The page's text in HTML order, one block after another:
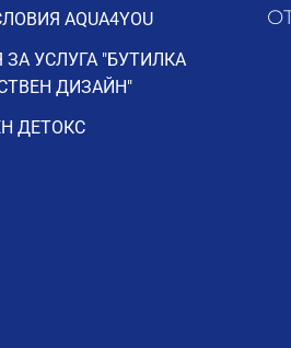
които искат удобен кухненски
матов финиш го прави
AQUA4YOU
УСЛУГА "БУТИЛКА
ДИЗАЙН"
ДЕТОКС